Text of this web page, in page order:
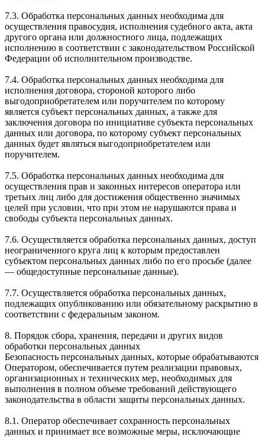
7.3. Обработка персональных данных необходима для
осуществления правосудия, исполнения судебного акта, акта
другого органа или должностного лица, подлежащих
исполнению в соответствии с законодательством Российской
Федерации об исполнительном производстве.
7.4. Обработка персональных данных необходима для
исполнения договора, стороной которого либо
выгодоприобретателем или поручителем по которому
является субъект персональных данных, а также для
заключения договора по инициативе субъекта персональных
данных или договора, по которому субъект персональных
данных будет являться выгодоприобретателем или
поручителем.
7.5. Обработка персональных данных необходима для
осуществления прав и законных интересов оператора или
третьих лиц либо для достижения общественно значимых
целей при условии, что при этом не нарушаются права и
свободы субъекта персональных данных.
7.6. Осуществляется обработка персональных данных, доступ
неограниченного круга лиц к которым предоставлен
субъектом персональных данных либо по его просьбе (далее
— общедоступные персональные данные).
7.7. Осуществляется обработка персональных данных,
подлежащих опубликованию или обязательному раскрытию в
соответствии с федеральным законом.
8. Порядок сбора, хранения, передачи и других видов
обработки персональных данных
Безопасность персональных данных, которые обрабатываются
Оператором, обеспечивается путем реализации правовых,
организационных и технических мер, необходимых для
выполнения в полном объеме требований действующего
законодательства в области защиты персональных данных.
8.1. Оператор обеспечивает сохранность персональных
данных и принимает все возможные меры, исключающие